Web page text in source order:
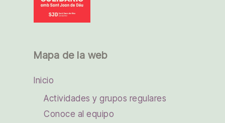
Mapa de la web
Inicio
Actividades y grupos regulares
Conoce al equipo